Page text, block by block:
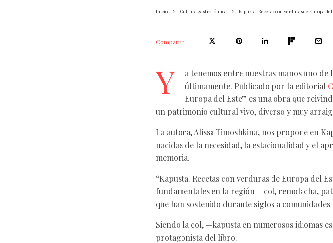
Inicio Cultura gastronómica Kapusta. Recetas con verduras de Europa del
Compartir
Y
a tenemos entre nuestras manos uno
últimamente. Publicado por la editorial
Europa del Este” es una obra que
un patrimonio cultural vivo, diverso y muy
La autora, Alissa Timoshkina, nos propone en
nacidas de la necesidad, la estacionalidad y el
memoria.
“Kapusta. Recetas con verduras de Europa del
fundamentales en la región —col, remolacha,
que han sostenido durante siglos a
Siendo la col, —kapusta en numerosos idiomas
protagonista del libro.